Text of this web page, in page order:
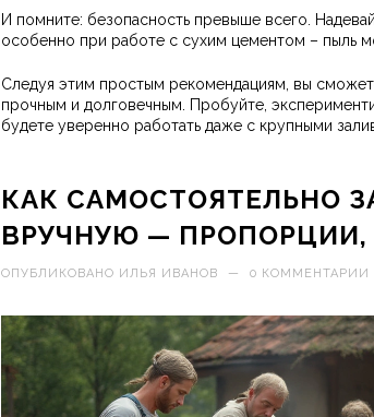
И помните: безопасность превыше всего.
особенно при работе с сухим цементом – пыль
Следуя этим простым рекомендациям, вы
прочным и долговечным. Пробуйте,
будете уверенно работать даже с крупными
КАК САМОСТОЯТЕЛЬНО
ВРУЧНУЮ —
ОПУБЛИКОВАНО ИЛЬЯ ИВАНОВ — 0 КОММЕНТАРИИ